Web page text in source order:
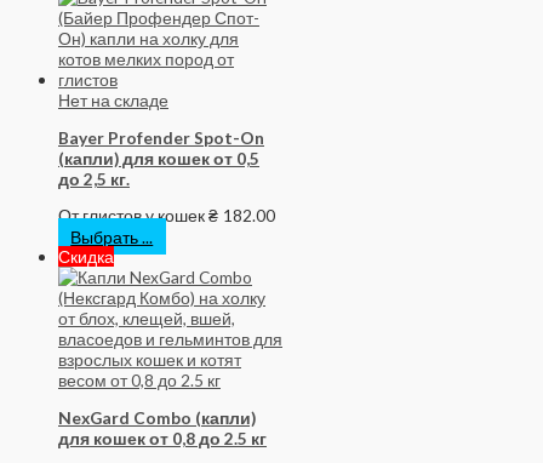
Нет на складе
Bayer Profender Spot-On
(капли) для кошек от 0,5
до 2,5 кг.
От глистов у кошек₴ 182.00
Выбрать ...
Скидка
NexGard Combo (капли)
для кошек от 0,8 до 2.5 кг